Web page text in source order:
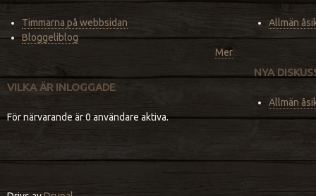
Timmarna på webbsidan
Bloggeliblog
Mer
VILKA ÄR INLOGGADE
För närvarande är 0 användare aktiva.
Allmän
NYA
Allmän